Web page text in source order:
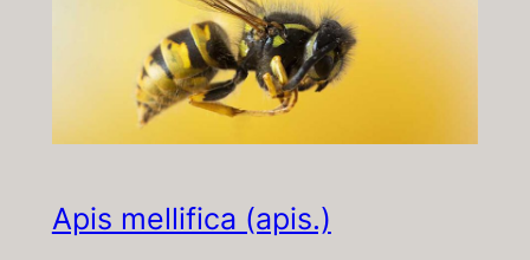
Apis mellifica (apis.)